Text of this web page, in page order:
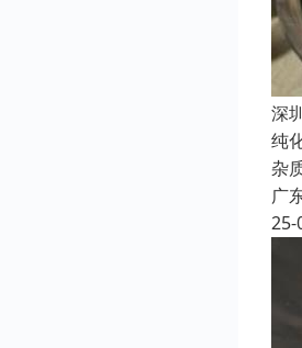
深
纯
杂
广
25-